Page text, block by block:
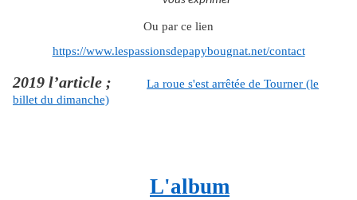
Ou par ce lien
https://www.lespassionsdepapybougnat.net/contact
2019 l’article ;
La roue s'est arrêtée de Tourner (le
billet du dimanche)
L'album